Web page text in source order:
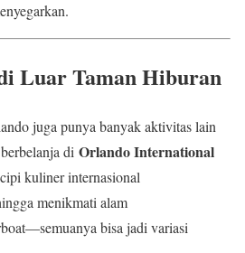
Luar Taman Hiburan
juga punya banyak aktivitas lain
di Orlando International
kuliner internasional
menikmati alam
bisa jadi variasi